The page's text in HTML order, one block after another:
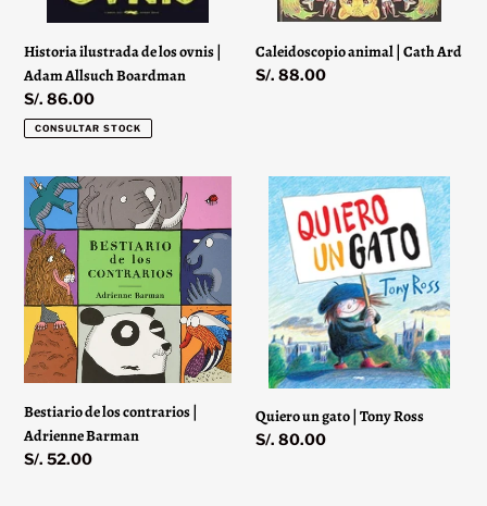
Historia ilustrada de los ovnis |
Adam Allsuch Boardman
Precio
habitual
S/. 86.00
CONSULTAR STOCK
Caleidoscopio animal | Cath Ard
Precio
S/. 88.00
Bestiario
de
los
contrarios
|
Adrienne
Barman
Bestiario de los contrarios |
Adrienne Barman
Precio
S/. 52.00
Quiero
un
gato
Tony
Ross
Quiero un gato | Tony Ross
Precio
S/. 80.00